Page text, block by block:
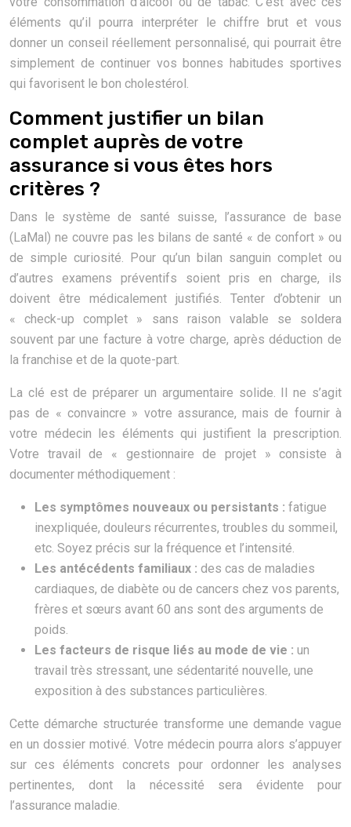
éléments qu’il pourra interpréter le chiffre brut et vous
donner un conseil réellement personnalisé, qui pourrait être
simplement de continuer vos bonnes habitudes sportives
qui favorisent le bon cholestérol.
Comment justifier un bilan
complet auprès de votre
assurance si vous êtes hors
critères ?
Dans le système de santé suisse, l’assurance de base
(LaMal) ne couvre pas les bilans de santé « de confort » ou
de simple curiosité. Pour qu’un bilan sanguin complet ou
d’autres examens préventifs soient pris en charge, ils
doivent être médicalement justifiés. Tenter d’obtenir un
« check-up complet » sans raison valable se soldera
souvent par une facture à votre charge, après déduction de
la franchise et de la quote-part.
La clé est de préparer un argumentaire solide. Il ne s’agit
pas de « convaincre » votre assurance, mais de fournir à
votre médecin les éléments qui justifient la prescription.
Votre travail de « gestionnaire de projet » consiste à
documenter méthodiquement :
Les symptômes nouveaux ou persistants : fatigue
inexpliquée, douleurs récurrentes, troubles du sommeil,
etc. Soyez précis sur la fréquence et l’intensité.
Les antécédents familiaux : des cas de maladies
cardiaques, de diabète ou de cancers chez vos parents,
frères et sœurs avant 60 ans sont des arguments de
poids.
Les facteurs de risque liés au mode de vie : un
travail très stressant, une sédentarité nouvelle, une
exposition à des substances particulières.
Cette démarche structurée transforme une demande vague
en un dossier motivé. Votre médecin pourra alors s’appuyer
sur ces éléments concrets pour ordonner les analyses
pertinentes, dont la nécessité sera évidente pour
l’assurance maladie.